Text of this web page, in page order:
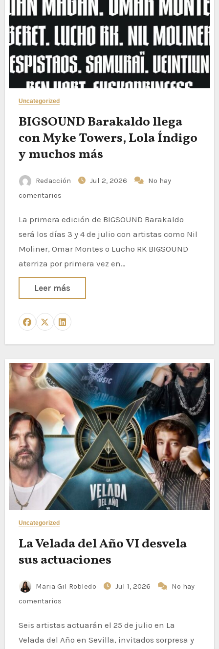
Uncategorized
BIGSOUND Barakaldo llega
con Myke Towers, Lola Índigo
y muchos más
Redacción Jul 2, 2026
No hay
comentarios
La primera edición de BIGSOUND Barakaldo
será los días 3 y 4 de julio con artistas como Nil
Moliner, Omar Montes o Lucho RK BIGSOUND
aterriza por primera vez en…
Leer más
Uncategorized
La Velada del Año VI desvela
sus actuaciones
Maria Gil Robledo Jul 1, 2026
No hay
comentarios
Seis artistas actuarán el 25 de julio en La
Velada del Año en Sevilla, invitados sorpresa y